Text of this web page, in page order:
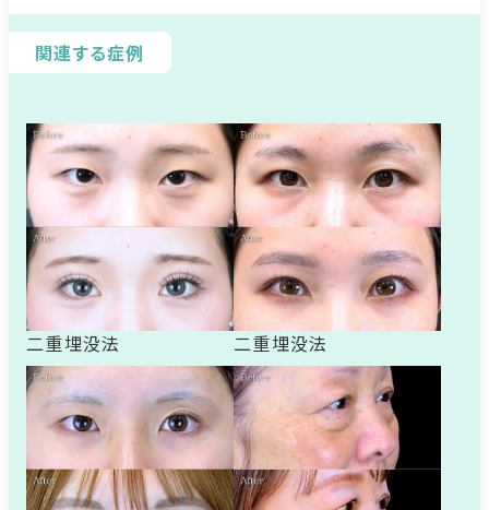
関連する症例
二重埋没法 二重埋没法